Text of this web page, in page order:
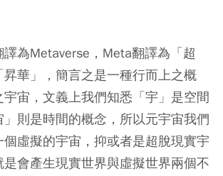
為Metaverse，Meta翻譯為「超
華」，簡言之是一種行而上之概
宙，文義上我們知悉「宇」是空間
則是時間的概念，所以元宇宙我們
虛擬的宇宙，抑或者是超脫現實宇
會產生現實世界與虛擬世界兩個不